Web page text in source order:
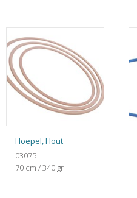
Hoepel, Hout
03075
70 cm / 340 gr